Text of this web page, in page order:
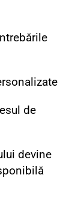
de
devine